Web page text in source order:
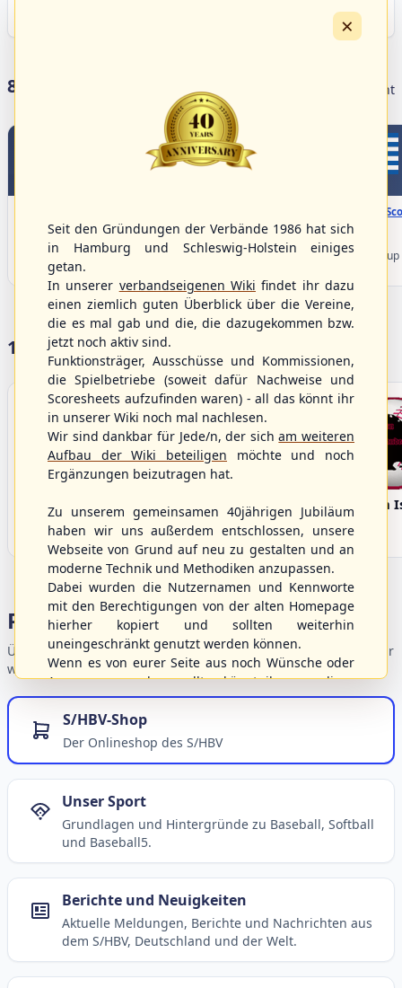
8 Livestreams heute Livestream Übersicht
Denmark vs. Lithuania
U-23 Baseball European
Championship B Pool 2026 - Group
Germany
Box-
Türkiye vs. Greece
U-23 Baseball European
Championship B Pool 2026 - Group
17 Vereine im S/HBV
Bargenstedt
Beavers
Elmshorn Alligators Fehmarn
Portalbereiche
Übersicht der Verbandsbereiche – wählen Sie einen Einstieg für
weiterführende Informationen.
S/HBV-Shop
Der Onlineshop des S/HBV
Unser Sport
Grundlagen und Hintergründe zu Baseball, Softball
und Baseball5.
Berichte und Neuigkeiten
Aktuelle Meldungen, Berichte und Nachrichten aus
dem S/HBV, Deutschland und der Welt.
×
Seit den Gründungen der Verbände 1986 hat sich
in Hamburg und Schleswig-Holstein einiges
getan.
In unserer verbandseigenen Wiki findet ihr dazu
einen ziemlich guten Überblick über die Vereine,
die es mal gab und die, die dazugekommen bzw.
jetzt noch aktiv sind.
Funktionsträger, Ausschüsse und Kommissionen,
die Spielbetriebe (soweit dafür Nachweise und
Scoresheets aufzufinden waren) - all das könnt ihr
in unserer Wiki noch mal nachlesen.
Wir sind dankbar für Jede/n, der sicham weiteren
Aufbau der Wiki beteiligen möchte und noch
Ergänzungen beizutragen hat.
Zu unserem gemeinsamen 40jährigen Jubiläum
haben wir uns außerdem entschlossen, unsere
Webseite von Grund auf neu zu gestalten und an
moderne Technik und Methodiken anzupassen.
Dabei wurden die Nutzernamen und Kennworte
mit den Berechtigungen von der alten Homepage
hierher kopiert und sollten weiterhin
uneingeschränkt genutzt werden können.
Wenn es von eurer Seite aus noch Wünsche oder
Anregungen geben sollte, könnt ihr uns diese
gerne an die Verbandsadresseinfo@shbvnet.de
schicken.